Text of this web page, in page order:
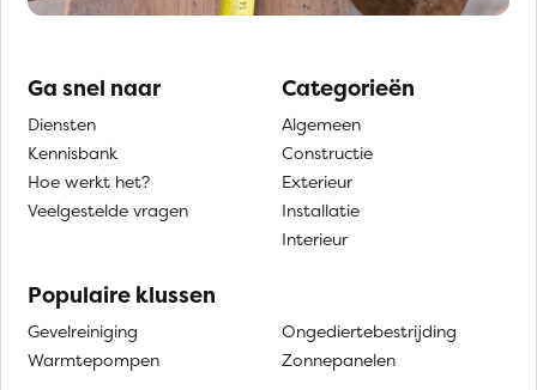
Ga snel naar
Diensten
Kennisbank
Hoe werkt het?
Veelgestelde vragen
Categorieën
Algemeen
Constructie
Exterieur
Installatie
Interieur
Populaire klussen
Gevelreiniging
Warmtepompen
Ongediertebestrijding
Zonnepanelen